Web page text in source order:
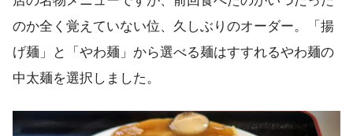
のか全く覚えていない位、久しぶりのオーダー。「揚
げ麺」と「やわ麺」から選べる麺はすすれるやわ麺の
中太麺を選択しました。